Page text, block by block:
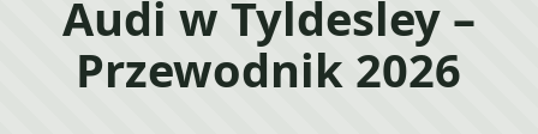
Audi w Tyldesley –
Przewodnik 2026